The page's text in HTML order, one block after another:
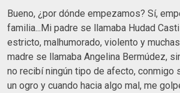
Bueno, ¿por dónde empezamos? Sí,
familia...Mi padre se llamaba Hudad
estricto, malhumorado, violento y
madre se llamaba Angelina Bermúdez,
no recibí ningún tipo de afecto, conmigo
un ogro y cuando hacia algo mal, me